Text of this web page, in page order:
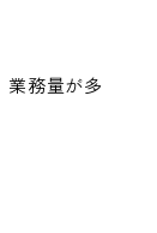
業務量が多